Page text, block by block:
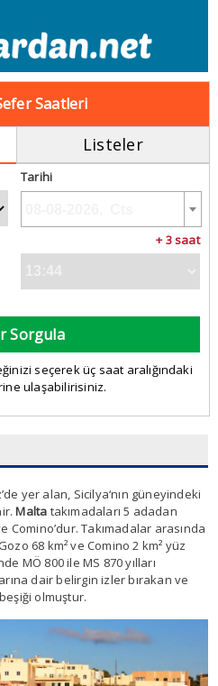
Saatleri
Listeler
Tarihi
+ 3 saat
Sorgula
seçerek üç saat aralığındaki
ulaşabilirisiniz.
yer alan, Sicilya‘nın güneyindeki
Malta takımadaları 5 adadan
Comino’dur. Takımadalar arasında
Gozo 68 km² veComino 2 km² yüz
MÖ 800 ile MS 870 yılları
dair belirgin izler bırakan ve
olmuştur.